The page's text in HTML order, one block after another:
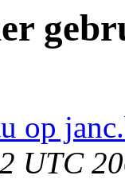
op
UTC